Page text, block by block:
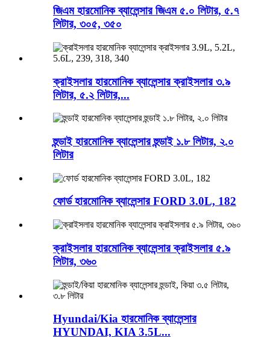
জিএম হারমোনিক ব্যালেন্সার জিএম ৫.০ লিটার, ৫.৭
লিটার, ৩০৫, ৩৫০
ক্রাইসলার হারমোনিক ব্যালেন্সার ক্রাইসলার ৩.৯
লিটার, ৫.২ লিটার,...
হুন্ডাই হারমোনিক ব্যালেন্সার হুন্ডাই ১.৮ লিটার, ২.০
লিটার
ফোর্ড হারমোনিক ব্যালেন্সার FORD 3.0L, 182
ক্রাইসলার হারমোনিক ব্যালেন্সার ক্রাইসলার ৫.৯
লিটার, ৩৬০
Hyundai/Kia হারমোনিক ব্যালেন্সার
HYUNDAI, KIA 3.5L...